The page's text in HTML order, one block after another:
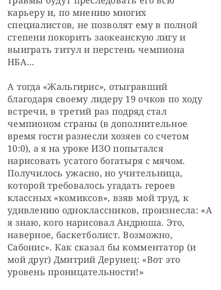
карьеру и, по мнению многих
специалистов, не позволят ему в полной
степени покорить заокеанскую лигу и
выиграть титул и перстень чемпиона
НБА…
А тогда «Жальгирис», отыгравший
благодаря своему лидеру 19 очков по ходу
встречи, в третий раз подряд стал
чемпионом страны (в дополнительное
время гости разнесли хозяев со счетом
10:0), а я на уроке ИЗО попытался
нарисовать усатого богатыря с мячом.
Получилось ужасно, но учительница,
которой требовалось угадать героев
классных «комиксов», взяв мой труд, к
удивлению одноклассников, произнесла: «А
я знаю, кого нарисовал Андрюша. Это,
наверное, баскетболист. Возможно,
Сабонис». Как сказал бы комментатор (и
мой друг) Дмитрий Дерунец: «Вот это
уровень проницательности!»